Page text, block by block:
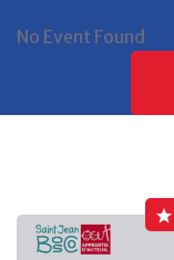
No Event Found